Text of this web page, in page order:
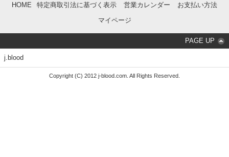
HOME 特定商取引法に基づく表示 営業カレンダー
お支払い方法
マイページ
PAGE UP
j.blood
Copyright (C) 2012 j-blood.com. All Rights Reserved.